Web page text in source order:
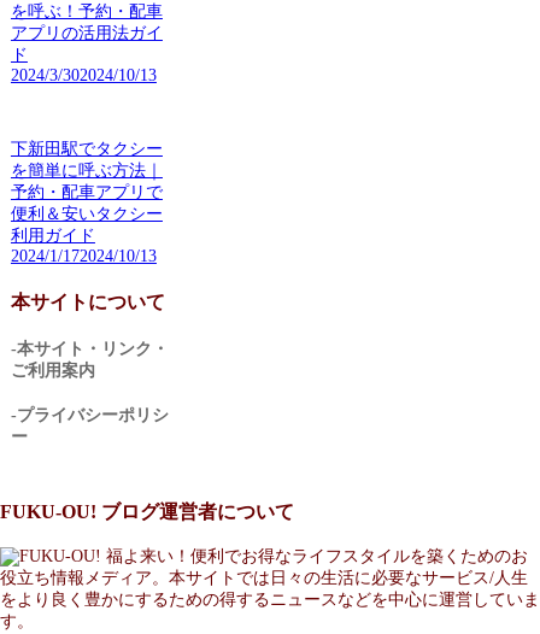
を呼ぶ！予約・配車
アプリの活用法ガイ
ド
2024/3/302024/10/13
下新田駅でタクシー
を簡単に呼ぶ方法｜
予約・配車アプリで
便利＆安いタクシー
利用ガイド
2024/1/172024/10/13
本サイトについて
-本サイト・リンク・
ご利用案内
-プライバシーポリシ
ー
FUKU-OU! ブログ運営者について
福よ来い！便利でお得なライフスタイルを築くためのお
役立ち情報メディア。本サイトでは日々の生活に必要なサービス/人生
をより良く豊かにするための得するニュースなどを中心に運営していま
す。